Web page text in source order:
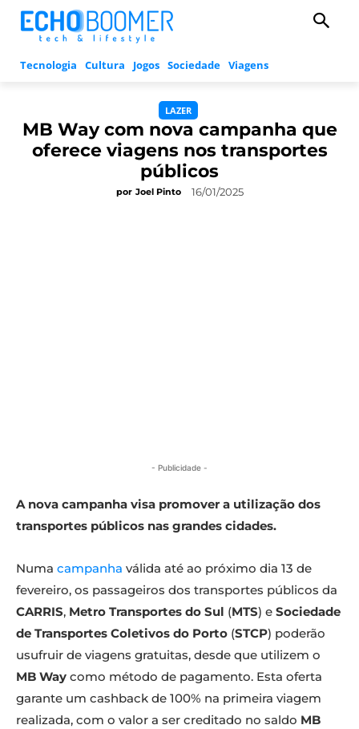
Tecnologia Cultura Jogos Sociedade Viagens
LAZER
MB Way com nova campanha que
oferece viagens nos transportes
públicos
por Joel Pinto 16/01/2025
- Publicidade -
A nova campanha visa promover a utilização dos
transportes públicos nas grandes cidades.
Numa campanha válida até ao próximo dia 13 de
fevereiro, os passageiros dos transportes públicos da
CARRIS, Metro Transportes do Sul (MTS) e Sociedade
de Transportes Coletivos do Porto (STCP) poderão
usufruir de viagens gratuitas, desde que utilizem o
MB Way como método de pagamento. Esta oferta
garante um cashback de 100% na primeira viagem
realizada, com o valor a ser creditado no saldo MB